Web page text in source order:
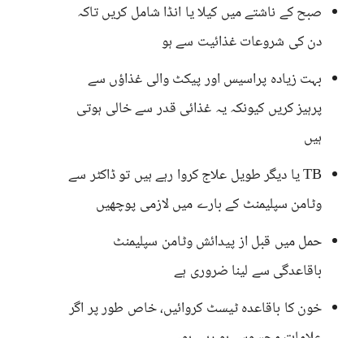
صبح کے ناشتے میں کیلا یا انڈا شامل کریں تاکہ
دن کی شروعات غذائیت سے ہو
بہت زیادہ پراسیس اور پیکٹ والی غذاؤں سے
پرہیز کریں کیونکہ یہ غذائی قدر سے خالی ہوتی
ہیں
TB یا دیگر طویل علاج کروا رہے ہیں تو ڈاکٹر سے
وٹامن سپلیمنٹ کے بارے میں لازمی پوچھیں
حمل میں قبل از پیدائش وٹامن سپلیمنٹ
باقاعدگی سے لینا ضروری ہے
خون کا باقاعدہ ٹیسٹ کروائیں، خاص طور پر اگر